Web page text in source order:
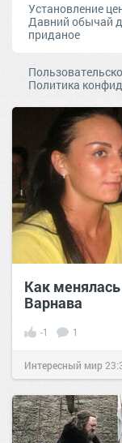
Установление
Давний обычай
приданое
Политика
Как
Варнава
-1 1
Интересный мир